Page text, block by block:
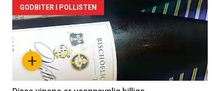
Forsiden
akkurat
nå+
GODBITER I POLLISTEN